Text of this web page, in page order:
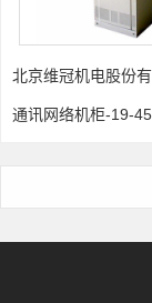
北京维冠机电股份
通讯网络机柜-19-